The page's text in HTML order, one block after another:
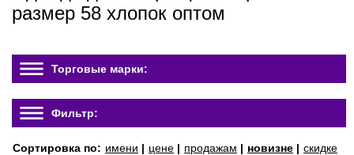
размер 58 хлопок оптом
Торговые марки:
Фильтр:
Сортировка по: имени | цене | продажам | новизне | скидке